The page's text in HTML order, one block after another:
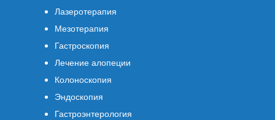
Лазеротерапия
Мезотерапия
Гастроскопия
Лечение алопеции
Колоноскопия
Эндоскопия
Гастроэнтерология